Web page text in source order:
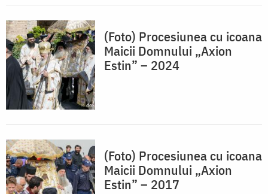
(Foto) Procesiunea cu icoana
Maicii Domnului „Axion
Estin” – 2024
(Foto) Procesiunea cu icoana
Maicii Domnului „Axion
Estin” – 2017